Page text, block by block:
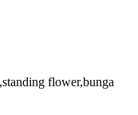
flower,bunga